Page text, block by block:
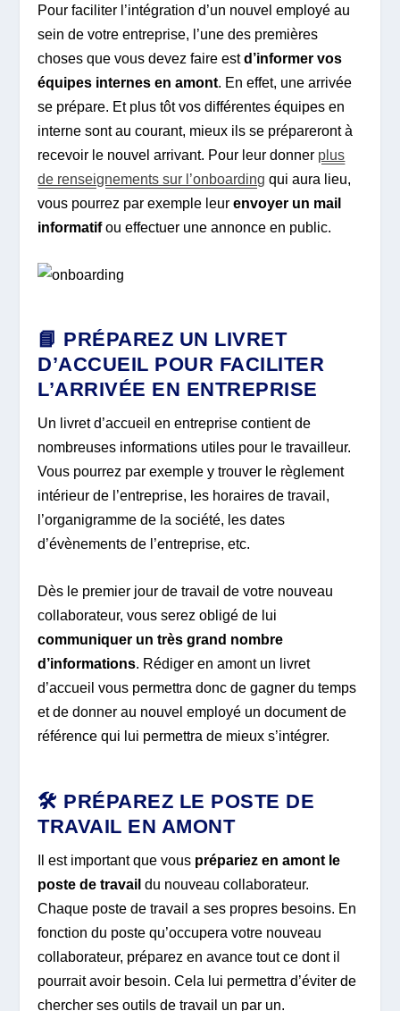
Pour faciliter l’intégration d’un nouvel employé au
sein de votre entreprise, l’une des premières
choses que vous devez faire estd’informer vos
équipes internes en amont. En effet, une arrivée
se prépare. Et plus tôt vos différentes équipes en
interne sont au courant, mieux ils se prépareront à
recevoir le nouvel arrivant. Pour leur donner plus
de renseignements sur l’onboarding qui aura lieu,
vous pourrez par exemple leurenvoyer un mail
informatifou effectuer une annonce en public.
📘 PRÉPAREZ UN LIVRET
D’ACCUEIL POUR FACILITER
L’ARRIVÉE EN ENTREPRISE
Un livret d’accueil en entreprise contient de
nombreuses informations utiles pour le travailleur.
Vous pourrez par exemple y trouver le règlement
intérieur de l’entreprise, les horaires de travail,
l’organigramme de la société, les dates
d’évènements de l’entreprise, etc.
Dès le premier jour de travail de votre nouveau
collaborateur, vous serez obligé de lui
communiquer un très grand nombre
d’informations. Rédiger en amont un livret
d’accueil vous permettra donc de gagner du temps
et de donner au nouvel employé un document de
référence qui lui permettra de mieux s’intégrer.
🛠️ PRÉPAREZ LE POSTE DE
TRAVAIL EN AMONT
Il est important que vous prépariez en amont le
poste de travail du nouveau collaborateur.
Chaque poste de travail a ses propres besoins. En
fonction du poste qu’occupera votre nouveau
collaborateur, préparez en avance tout ce dont il
pourrait avoir besoin. Cela lui permettra d’éviter de
chercher ses outils de travail un par un.